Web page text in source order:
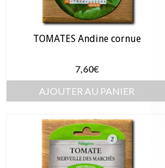
TOMATES Andine cornue
7,60€
AJOUTER AU PANIER